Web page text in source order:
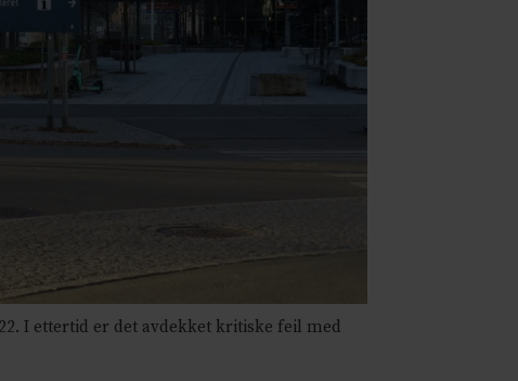
I ettertid er det avdekket kritiske feil med